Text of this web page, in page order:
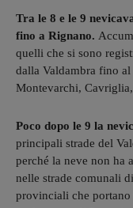
Tra le 8 e le 9
fino a Rignano.
quelli che si sono
dalla Valdambra fino
Montevarchi,
Poco dopo le 9 la
principali strade del
perché la neve non ha
nelle strade comunali
provinciali che